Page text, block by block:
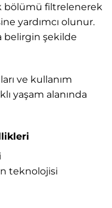
bölümü filtrelenerek
yardımcı olunur.
belirgin şekilde
ve kullanım
yaşam alanında
teknolojisi